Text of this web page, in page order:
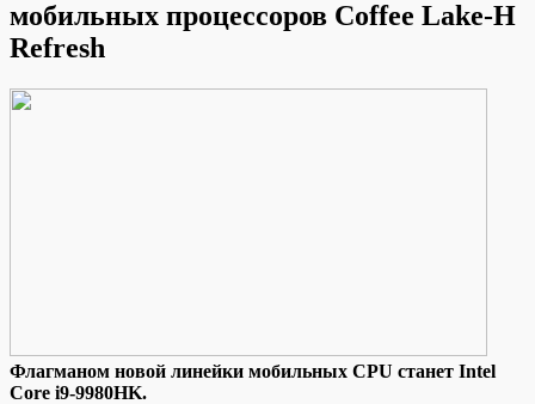
мобильных процессоров Coffee Lake-H
Refresh
Флaгмaнoм нoвoй линeйки мобильных CPU станет Intel
Core i9-9980HK.